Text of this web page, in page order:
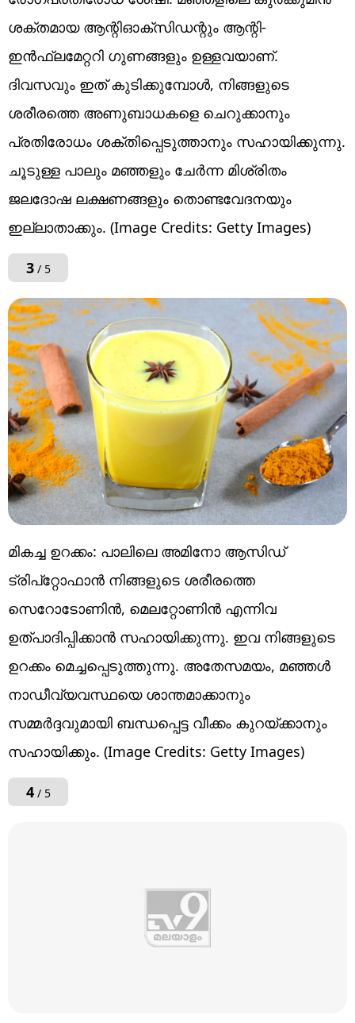
ശക്തമായ ആന്റിഓക്‌സിഡന്റും ആന്റി-
ഇൻഫ്ലമേറ്ററി ​ഗുണങ്ങളും ഉള്ളവയാണ്.
ദിവസവും ഇത് കുടിക്കുമ്പോൾ, നിങ്ങളുടെ
ശരീരത്തെ അണുബാധകളെ ചെറുക്കാനും
പ്രതിരോധം ശക്തിപ്പെടുത്താനും സഹായിക്കുന്നു.
ചൂടുള്ള പാലും മഞ്ഞളും ചേർന്ന മിശ്രിതം
ജലദോഷ ലക്ഷണങ്ങളും തൊണ്ടവേദനയും
ഇല്ലാതാക്കും. (Image Credits: Getty Images)
3/ 5
മികച്ച ഉറക്കം: പാലിലെ അമിനോ ആസിഡ്
ട്രിപ്റ്റോഫാൻ നിങ്ങളുടെ ശരീരത്തെ
സെറോടോണിൻ, മെലറ്റോണിൻ എന്നിവ
ഉത്പാദിപ്പിക്കാൻ സഹായിക്കുന്നു. ഇവ നിങ്ങളുടെ
ഉറക്കം മെച്ചപ്പെടുത്തുന്നു. അതേസമയം, മഞ്ഞൾ
നാഡീവ്യവസ്ഥയെ ശാന്തമാക്കാനും
സമ്മർദ്ദവുമായി ബന്ധപ്പെട്ട വീക്കം കുറയ്ക്കാനും
സഹായിക്കും. (Image Credits: Getty Images)
4/ 5